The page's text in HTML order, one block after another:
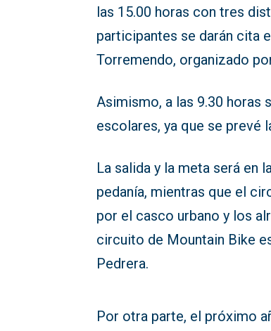
las 15.00 horas con tres
participantes se darán cita
Torremendo, organizado
Asimismo, a las 9.30 horas
escolares, ya que se prevé
La salida y la meta será en
pedanía, mientras que el
por el casco urbano y los
circuito de Mountain Bike
Pedrera.
Por otra parte, el próximo